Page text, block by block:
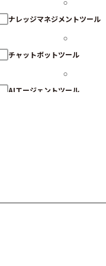
ナレッジマネジメントツール
チャットボットツール
AIエージェントツール